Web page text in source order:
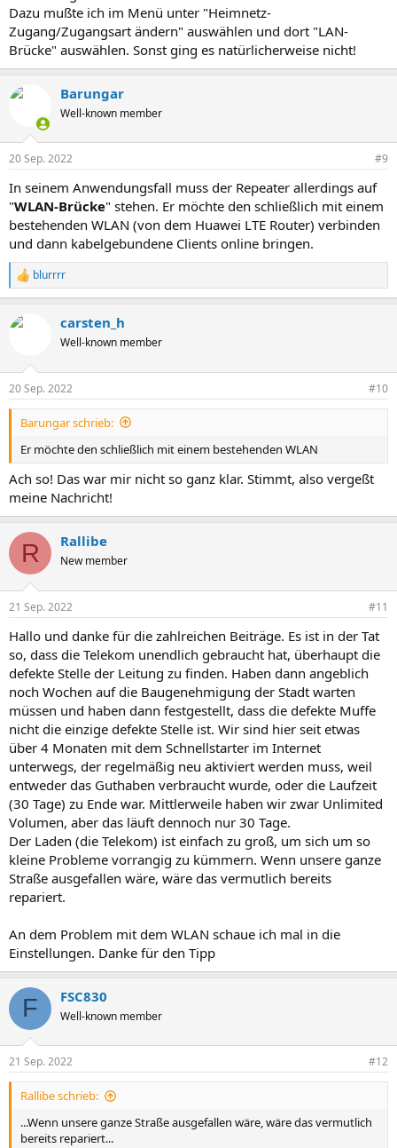
Dazu mußte ich im Menü unter "Heimnetz-
Zugang/Zugangsart ändern" auswählen und dort "LAN-
Brücke" auswählen. Sonst ging es natürlicherweise nicht!
Barungar
Well-known member
20 Sep. 2022 #9
In seinem Anwendungsfall muss der Repeater allerdings auf
"WLAN-Brücke" stehen. Er möchte den schließlich mit einem
bestehenden WLAN (von dem Huawei LTE Router) verbinden
und dann kabelgebundene Clients online bringen.
R
e
k
e
n
blurrrr
carsten_h
Well-known member
20 Sep. 2022 #10
Barungar schrieb:
Er möchte den schließlich mit einem bestehenden WLAN
Ach so! Das war mir nicht so ganz klar. Stimmt, also vergeßt
meine Nachricht!
R Rallibe
New member
21 Sep. 2022 #11
Hallo und danke für die zahlreichen Beiträge. Es ist in der Tat
so, dass die Telekom unendlich gebraucht hat, überhaupt die
defekte Stelle der Leitung zu finden. Haben dann angeblich
noch Wochen auf die Baugenehmigung der Stadt warten
müssen und haben dann festgestellt, dass die defekte Muffe
nicht die einzige defekte Stelle ist. Wir sind hier seit etwas
über 4 Monaten mit dem Schnellstarter im Internet
unterwegs, der regelmäßig neu aktiviert werden muss, weil
entweder das Guthaben verbraucht wurde, oder die Laufzeit
(30 Tage) zu Ende war. Mittlerweile haben wir zwar Unlimited
Volumen, aber das läuft dennoch nur 30 Tage.
Der Laden (die Telekom) ist einfach zu groß, um sich um so
kleine Probleme vorrangig zu kümmern. Wenn unsere ganze
Straße ausgefallen wäre, wäre das vermutlich bereits
repariert.
An dem Problem mit dem WLAN schaue ich mal in die
Einstellungen. Danke für den Tipp
F FSC830
Well-known member
21 Sep. 2022 #12
Rallibe schrieb:
...Wenn unsere ganze Straße ausgefallen wäre, wäre das vermutlich
bereits repariert...